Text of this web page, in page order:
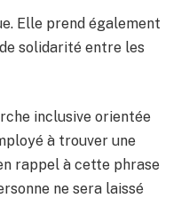
Elle prend également
solidarité entre les
inclusive orientée
à trouver une
rappel à cette phrase
ne sera laissé